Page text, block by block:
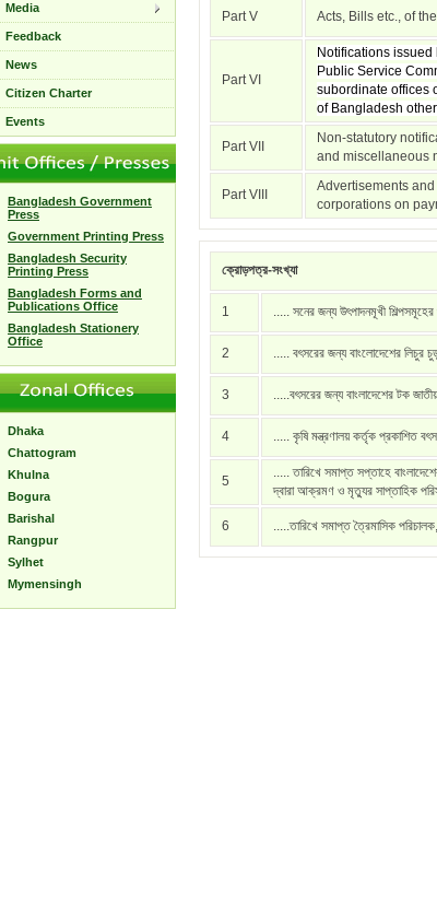
Media
Feedback
News
Citizen Charter
Events
Bangladesh Government
Press
Government Printing Press
Bangladesh Security
Printing Press
Bangladesh Forms and
Publications Office
Bangladesh Stationery
Office
Dhaka
Chattogram
Khulna
Bogura
Barishal
Rangpur
Sylhet
Mymensingh
Part V Acts, Bills etc., of
Part VI
Notifications issued
Public Service
subordinate offices
of Bangladesh
Part VII
Non-statutory
and miscellaneous
Part VIII
Advertisements
corporations on
ক্রোড়পত্র-সংখ্যা
1 ..... সনের জন্য উৎপাদনমূখী শিল্পসমূহের
2 ..... বৎসরের জন্য বাংলোদেশের লিচুর
3 .....বৎসরের জন্য বাংলাদেশের টক
4 ..... কৃষি মন্ত্রণালয় কর্তৃক প্রকাশিত
5
..... তারিখে সমাপ্ত সপ্তাহে
দ্বারা আক্রমণ ও মৃত্যুর সাপ্তাহিক
6 .....তারিখে সমাপ্ত ত্রৈমাসিক